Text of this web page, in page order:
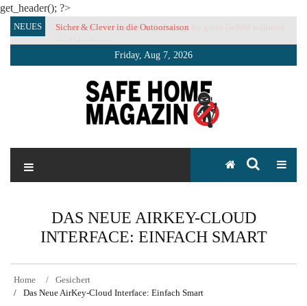
get_header(); ?>
SkipNEUES Sicher & Clever in die Outoorsaison
Vertrauensvolle Nachbarschaft sorgt für gutes Gefühl während
Friday, Aug 7, 2026
SAFE HOME Magazin
DAS NEUE AIRKEY-CLOUD
INTERFACE: EINFACH SMART
Home
Gesichert
Das Neue AirKey-Cloud Interface: Einfach Smart